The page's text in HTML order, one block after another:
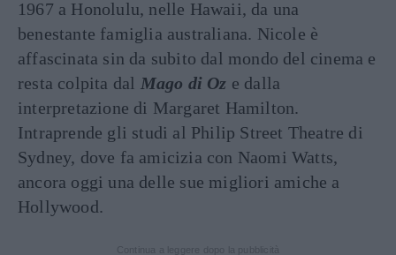
1967 a Honolulu, nelle Hawaii, da una
benestante famiglia australiana. Nicole è
affascinata sin da subito dal mondo del cinema e
resta colpita dal Mago di Oz e dalla
interpretazione di Margaret Hamilton.
Intraprende gli studi al Philip Street Theatre di
Sydney, dove fa amicizia con Naomi Watts,
ancora oggi una delle sue migliori amiche a
Hollywood.